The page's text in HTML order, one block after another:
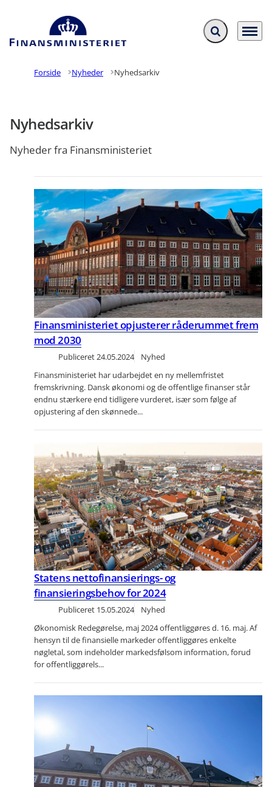
Gå til forsiden Fold søgefelt ud
Menu
Forside Nyheder Nyhedsarkiv
Nyhedsarkiv
Nyheder fra Finansministeriet
Finansministeriet opjusterer råderummet frem
mod 2030
Publiceret 24.05.2024
Nyhed
Finansministeriet har udarbejdet en ny mellemfristet
fremskrivning. Dansk økonomi og de offentlige finanser står
endnu stærkere end tidligere vurderet, især som følge af
opjustering af den skønnede...
Statens nettofinansierings- og
finansieringsbehov for 2024
Publiceret 15.05.2024
Nyhed
Økonomisk Redegørelse, maj 2024 offentliggøres d. 16. maj. Af
hensyn til de finansielle markeder offentliggøres enkelte
nøgletal, som indeholder markedsfølsom information, forud
for offentliggørels...